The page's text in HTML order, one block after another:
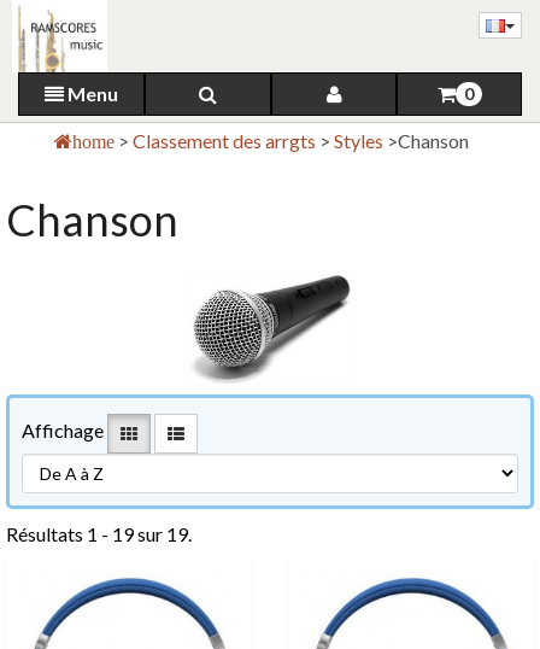
Menu 0
home > Classement des arrgts > Styles >Chanson
Chanson
Affichage
Résultats 1 - 19 sur 19.